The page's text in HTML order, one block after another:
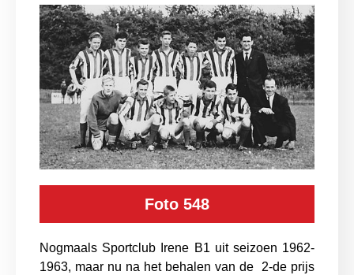
Foto 548
Nogmaals Sportclub Irene B1 uit seizoen 1962-
1963, maar nu na het behalen van de 2-de prijs